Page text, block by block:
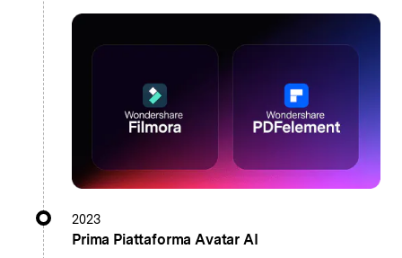
2023
Prima Piattaforma Avatar AI